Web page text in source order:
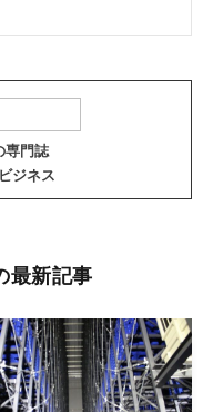
専門誌
ジネス
最新記事